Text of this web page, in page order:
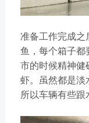
准备工作完成
鱼，每个箱子都
市的时候精神
虾。虽然都是淡
所以车辆有些跟